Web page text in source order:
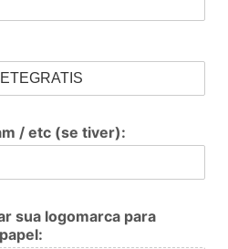
/ etc (se tiver):
sua logomarca para